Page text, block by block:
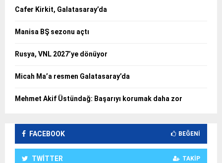
Cafer Kirkit, Galatasaray’da
Manisa BŞ sezonu açtı
Rusya, VNL 2027’ye dönüyor
Micah Ma’a resmen Galatasaray’da
Mehmet Akif Üstündağ: Başarıyı korumak daha zor
FACEBOOK BEĞENI
TWITTER TAKIP